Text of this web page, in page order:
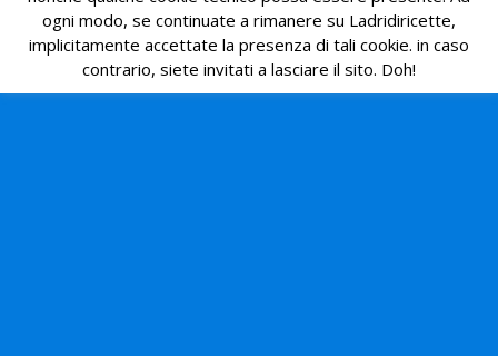
ogni modo, se continuate a rimanere su Ladridiricette,
implicitamente accettate la presenza di tali cookie. in caso
contrario, siete invitati a lasciare il sito. Doh!